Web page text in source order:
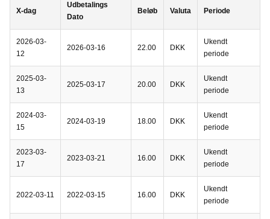
X-dag
Udbetalings
Dato
Beløb Valuta Periode
2026-03-
12
2026-03-16 22.00 DKK
Ukendt
periode
2025-03-
13
2025-03-17 20.00 DKK
Ukendt
periode
2024-03-
15
2024-03-19 18.00 DKK
Ukendt
periode
2023-03-
17
2023-03-21 16.00 DKK
Ukendt
periode
2022-03-11 2022-03-15 16.00 DKK
Ukendt
periode